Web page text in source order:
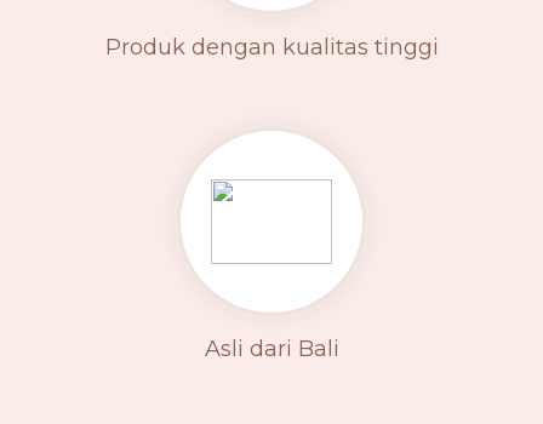
Produk dengan kualitas tinggi
Asli dari Bali